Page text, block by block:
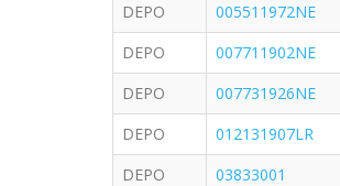
DEPO
005511972NE
DEPO
007711902NE
DEPO
007731926NE
DEPO
012131907LR
DEPO
03833001